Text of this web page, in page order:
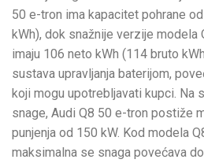
50 e-tron ima kapacitet pohrane
kWh), dok snažnije verzije modela
imaju 106 neto kWh (114 bruto
sustava upravljanja baterijom,
koji mogu upotrebljavati kupci. Na
snage, Audi Q8 50 e-tron postiže
punjenja od 150 kW. Kod modela
maksimalna se snaga povećava